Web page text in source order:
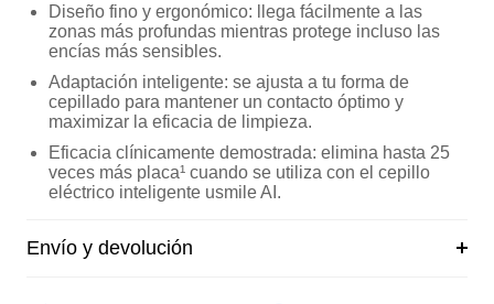
Diseño fino y ergonómico: llega fácilmente a las
zonas más profundas mientras protege incluso las
encías más sensibles.
Adaptación inteligente: se ajusta a tu forma de
cepillado para mantener un contacto óptimo y
maximizar la eficacia de limpieza.
Eficacia clínicamente demostrada: elimina hasta 25
veces más placa¹ cuando se utiliza con el cepillo
eléctrico inteligente usmile AI.
Envío y devolución